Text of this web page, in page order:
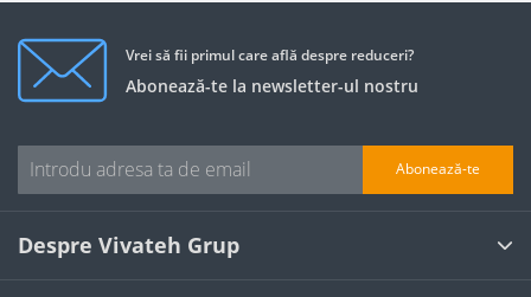
Vrei să fii primul care află despre reduceri?
Abonează-te la newsletter-ul nostru
Abonează-te
Despre Vivateh Grup